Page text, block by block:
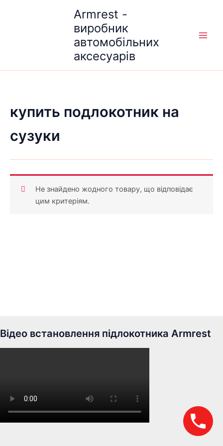
Armrest -
виробник
автомобільних
аксесуарів
купить подлокотник на
сузуки
Не знайдено жодного товару, що відповідає
цим критеріям.
Відео встановлення підлокотника Armrest